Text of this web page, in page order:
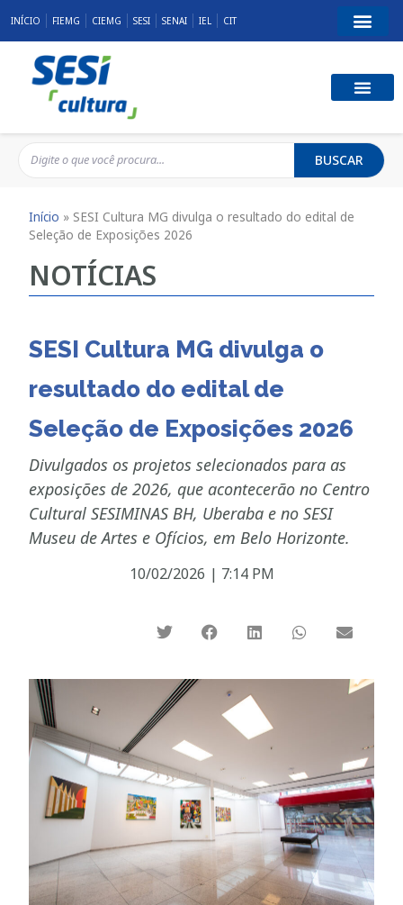
INÍCIO FIEMG CIEMG SESI SENAI IEL CIT
BUSCAR
Início » SESI Cultura MG divulga o resultado do edital de
Seleção de Exposições 2026
NOTÍCIAS
SESI Cultura MG divulga o
resultado do edital de
Seleção de Exposições 2026
Divulgados os projetos selecionados para as
exposições de 2026, que acontecerão no Centro
Cultural SESIMINAS BH, Uberaba e no SESI
Museu de Artes e Ofícios, em Belo Horizonte.
10/02/2026 | 7:14 PM